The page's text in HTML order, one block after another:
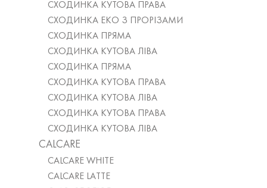
СХОДИНКА КУТОВА ПРАВА
СХОДИНКА ЕКО З ПРОРІЗАМИ
СХОДИНКА ПРЯМА
СХОДИНКА КУТОВА ЛІВА
СХОДИНКА ПРЯМА
СХОДИНКА КУТОВА ПРАВА
СХОДИНКА КУТОВА ЛІВА
СХОДИНКА КУТОВА ПРАВА
СХОДИНКА КУТОВА ЛІВА
CALCARE
CALCARE WHITE
CALCARE LATTE